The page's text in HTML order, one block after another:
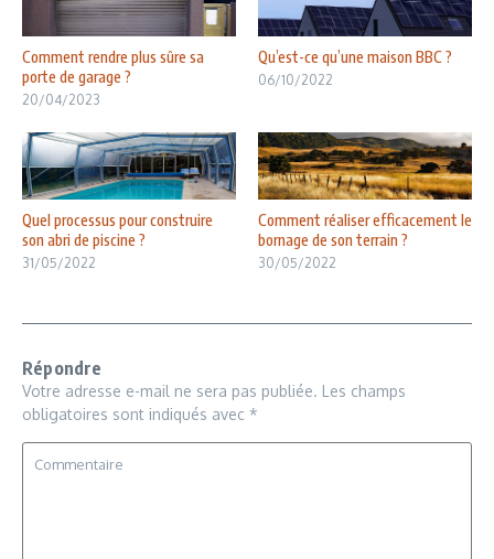
Comment rendre plus sûre sa
porte de garage ?
20/04/2023
Qu’est-ce qu’une maison BBC ?
06/10/2022
Quel processus pour construire
son abri de piscine ?
31/05/2022
Comment réaliser efficacement le
bornage de son terrain ?
30/05/2022
Répondre
Votre adresse e-mail ne sera pas publiée. Les champs
obligatoires sont indiqués avec *